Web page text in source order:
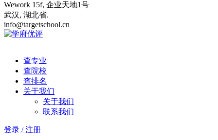
Wework 15f, 企业天地1号
武汉, 湖北省.
info@targetschool.cn
查专业
查院校
查排名
关于我们
关于我们
联系我们
登录 / 注册